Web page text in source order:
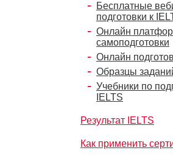
Бесплатные
подготовки к
Онлайн
самоподготовки
Онлайн
Образцы
Учебники по
IELTS
Результат IELTS
Как применить